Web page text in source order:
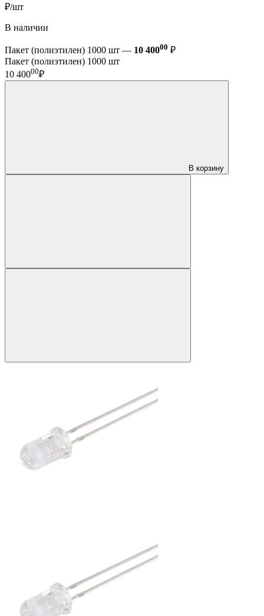
₽/шт
В наличии
Пакет (полиэтилен) 1000 шт — 10 40000 ₽
Пакет (полиэтилен) 1000 шт
10 40000₽
В корзину